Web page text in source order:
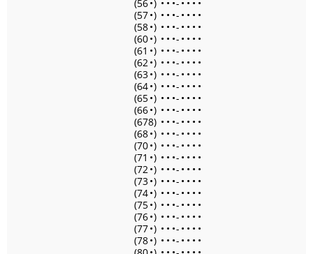
(56•) • • •- • • • •
(57•) • • •- • • • •
(58•) • • •- • • • •
(60•) • • •- • • • •
(61 •) • • •- • • • •
(62•) • • •- • • • •
(63•) • • •- • • • •
(64•) • • •- • • • •
(65•) • • •- • • • •
(66•) • • •- • • • •
(678) • • •- • • • •
(68•) • • •- • • • •
(70•) • • •- • • • •
(71 •) • • •- • • • •
(72•) • • •- • • • •
(73•) • • •- • • • •
(74•) • • •- • • • •
(75•) • • •- • • • •
(76•) • • •- • • • •
(77•) • • •- • • • •
(78•) • • •- • • • •